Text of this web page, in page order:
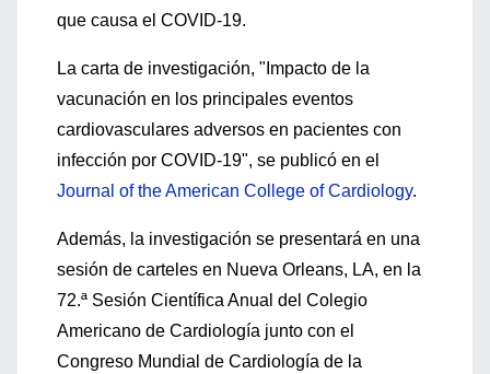
que causa el COVID-19.
La carta de investigación, "Impacto de la
vacunación en los principales eventos
cardiovasculares adversos en pacientes con
infección por COVID-19", se publicó en el
Journal of the American College of Cardiology.
Además, la investigación se presentará en una
sesión de carteles en Nueva Orleans, LA, en la
72.ª Sesión Científica Anual del Colegio
Americano de Cardiología junto con el
Congreso Mundial de Cardiología de la